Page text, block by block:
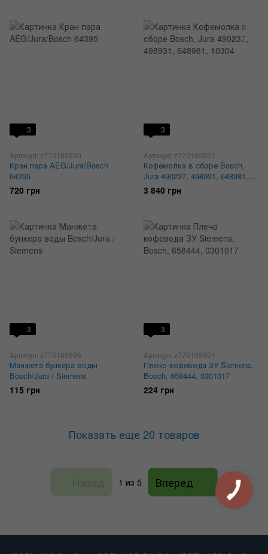
3
Артикул: z770185930
Кран пара AEG/Jura/Bosch
64395
720 грн
3
Артикул: z770185921
Кофемолка в сборе Bosch,
Jura 490237, 498931, 648981,
10304
3 840 грн
3
Артикул: z770189696
Манжета бункера воды
Bosch/Jura / Siemens
115 грн
3
Артикул: z770198801
Плечо кофевода ЗУ Siemens,
Bosch, 658444, 0301017
224 грн
Показать еще 20 товаров
1 из 5 Вперед